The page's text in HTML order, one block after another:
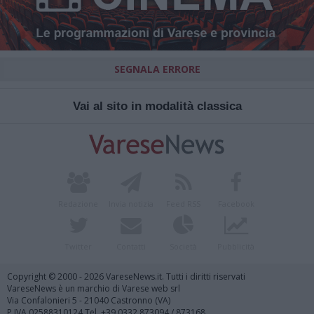
SEGNALA ERRORE
Vai al sito in modalità classica
Copyright © 2000 - 2026 VareseNews.it. Tutti i diritti riservati
VareseNews è un marchio di Varese web srl
Via Confalonieri 5 - 21040 Castronno (VA)